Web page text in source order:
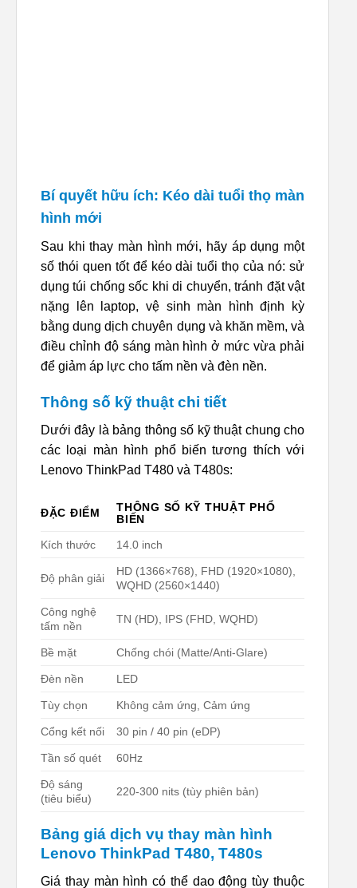
Bí quyết hữu ích: Kéo dài tuổi thọ màn
hình mới
Sau khi thay màn hình mới, hãy áp dụng một
số thói quen tốt để kéo dài tuổi thọ của nó: sử
dụng túi chống sốc khi di chuyển, tránh đặt vật
nặng lên laptop, vệ sinh màn hình định kỳ
bằng dung dịch chuyên dụng và khăn mềm, và
điều chỉnh độ sáng màn hình ở mức vừa phải
để giảm áp lực cho tấm nền và đèn nền.
Thông số kỹ thuật chi tiết
Dưới đây là bảng thông số kỹ thuật chung cho
các loại màn hình phổ biến tương thích với
Lenovo ThinkPad T480 và T480s:
ĐẶC ĐIỂM
THÔNG SỐ KỸ THUẬT PHỔ
BIẾN
Kích thước
14.0 inch
Độ phân giải
HD (1366×768), FHD (1920×1080),
WQHD (2560×1440)
Công nghệ
tấm nền
TN (HD), IPS (FHD, WQHD)
Bề mặt Chống chói (Matte/Anti-Glare)
Đèn nền LED
Tùy chọn Không cảm ứng, Cảm ứng
Cổng kết nối 30 pin / 40 pin (eDP)
Tần số quét 60Hz
Độ sáng
(tiêu biểu)
220-300 nits (tùy phiên bản)
Bảng giá dịch vụ thay màn hình
Lenovo ThinkPad T480, T480s
Giá thay màn hình có thể dao động tùy thuộc